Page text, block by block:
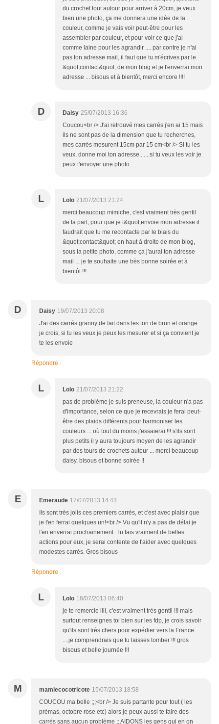
du crochet tout autour pour arriver à 20cm, je veux
bien une photo, ça me donnera une idée de la
couleur, comme je vais voir peut-être pour les
assembler par couleur, et pour voir ce que j'ai
comme laine pour les agrandir .... par contre je n'ai
pas ton adresse mail, il faut que tu m'écrives par le
&quot;contact&quot; de mon blog et je t'enverrai mon
adresse ... bisous et à bientôt, merci encore !!!!
D Daisy 25/07/2013 16:36
Coucou<br /> J'ai retrouvé mes carrés j'en ai 15 mais
ils ne sont pas de la dimension que tu recherches,
mes carrés mesurent 15cm par 15 cm<br /> Si tu les
veux, donne moi ton adresse.......si tu veux les voir je
peux t'envoyer une photo...
L Lolo 21/07/2013 21:24
merci beaucoup mimiche, c'est vraiment très gentil
de ta part, pour que je t&quot;envoie mon adresse il
faudrait que tu me recontacte par le biais du
&quot;contact&quot; en haut à droite de mon blog,
sous la petite photo, comme ça j'aurai ton adresse
mail ... je te souhaite une très bonne soirée et à
bientôt !!!
D Daisy 19/07/2013 20:08
J'ai des carrés granny de fait dans les ton de brun et orange
je crois, si tu les veux je peux les mesurer et si ça convient je
te les envoie
Répondre
L Lolo 21/07/2013 21:22
pas de problème je suis preneuse, la couleur n'a pas
d'importance, selon ce que je recevrais je ferai peut-
être des plaids différents pour harmoniser les
couleurs ... où tout du moins j'essaierai !!! s'ils sont
plus petits il y aura toujours moyen de les agrandir
par des tours de crochets autour ... merci beaucoup
daisy, bisous et bonne soirée !!
E Emeraude 17/07/2013 14:43
Ils sont très jolis ces premiers carrés, et c'est avec plaisir que
je t'en ferrai quelques un!<br /> Vu qu'il n'y a pas de délai je
t'en enverrai prochainement. Tu fais vraiment de belles
actions pour eux, je serai contente de t'aider avec quelques
modestes carrés. Gros bisous
Répondre
L Lolo 18/07/2013 06:40
je te remercie lili, c'est vraiment très gentil !!! mais
surtout renseignes toi bien sur les fdp, je crois savoir
qu'ils sont très chers pour expédier vers la France
....je comprendrais que tu laisses tomber !!! gros
bisous et belle journée !!!
M mamiecocotricote 15/07/2013 18:58
COUCOU ma belle ;;;<br /> Je suis partante pour tout ( les
prémas, octobre rose etc) alors je peux aussi te faire des
carrés sans aucun problème ;; AIDONS les gens qui en on